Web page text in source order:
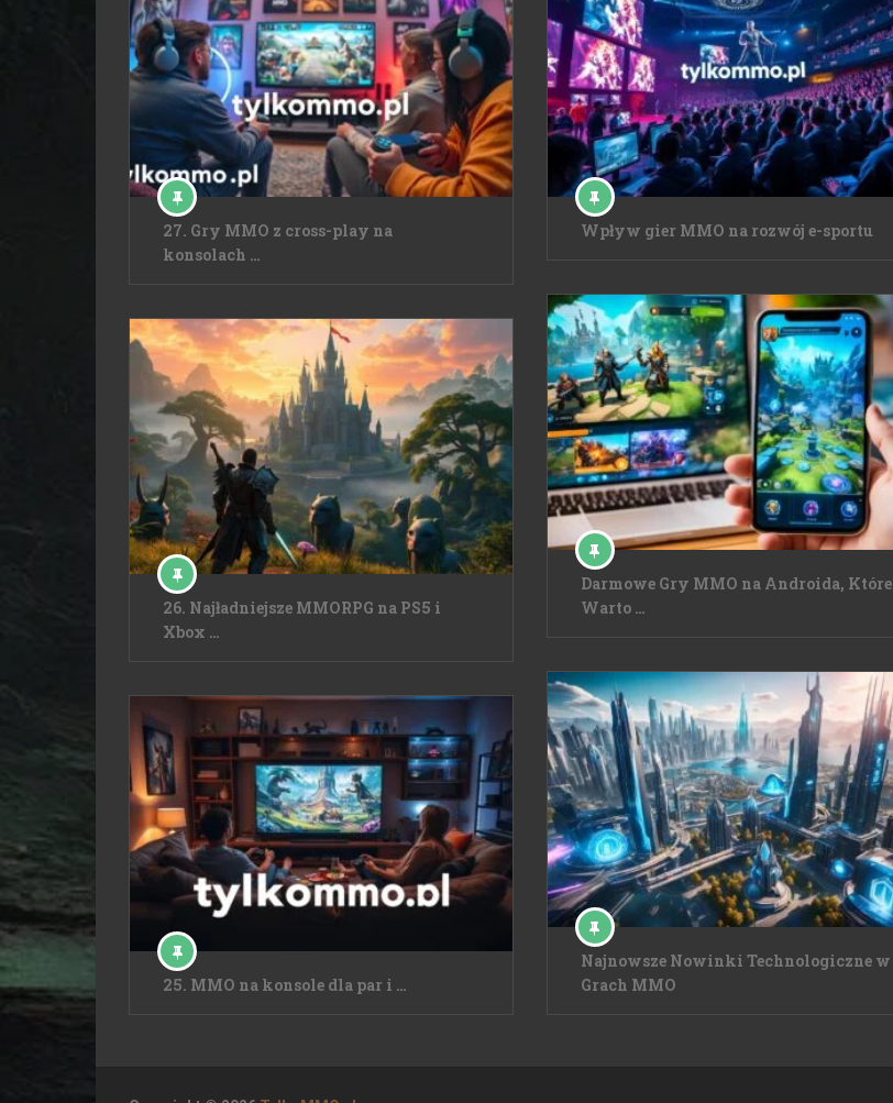
27. Gry MMO z cross-play na
konsolach …
26. Najładniejsze MMORPG na PS5 i
Xbox …
25. MMO na konsole dla par i …
Wpływ gier MMO na rozwój e-sportu
Darmowe Gry MMO na Androida, Które
Warto …
Najnowsze Nowinki Technologiczne w
Grach MMO